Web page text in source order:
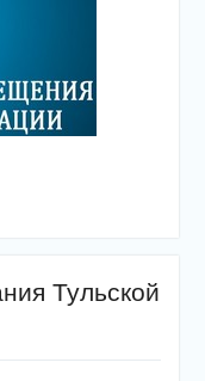
Тульской